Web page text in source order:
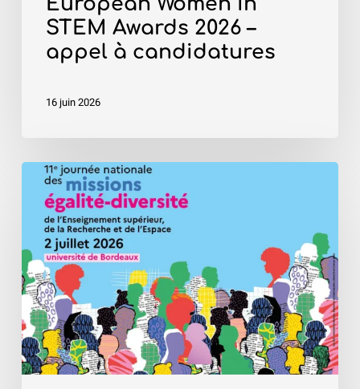
STEM Awards 2026 –
appel à candidatures
16 juin 2026
11e
Journée
nationale
des
missions
égalité-
diversité
de
l’ESR